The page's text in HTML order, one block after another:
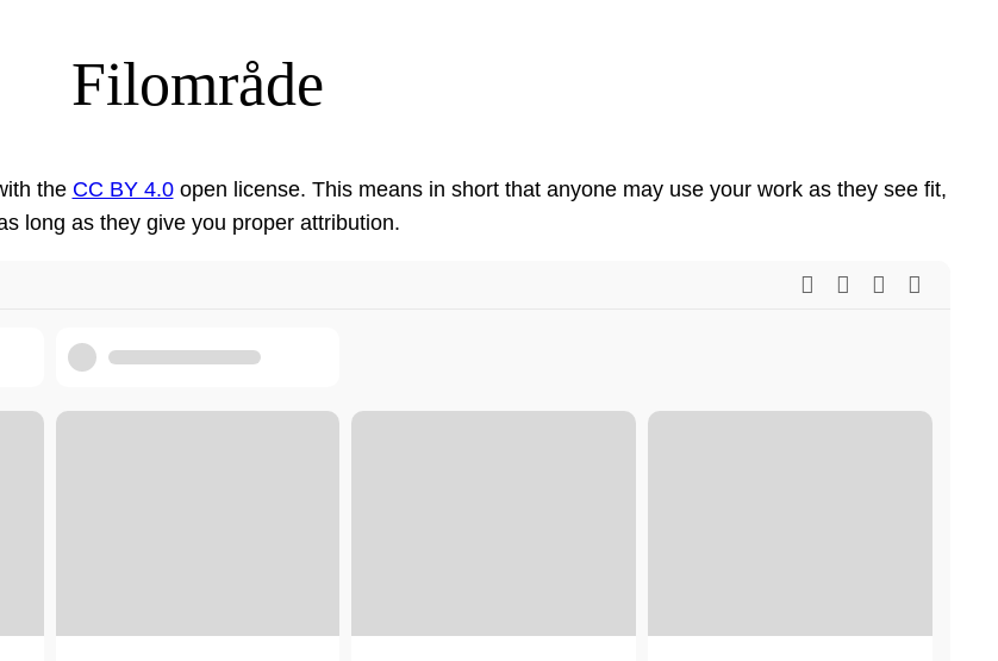
Filområde
the CC BY 4.0open license. This means in short that anyone may use your work as they see fit,
long as they give you proper attribution.